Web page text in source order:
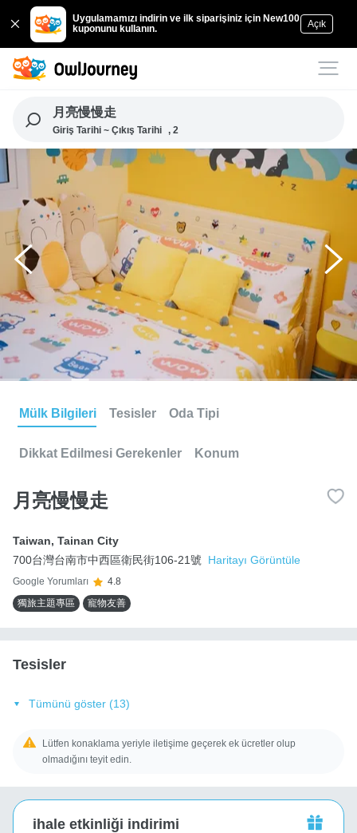
Uygulamamızı indirin ve ilk siparişiniz için New100
kuponunu kullanın.
Açık
月亮慢慢走
Giriş Tarihi ~ Çıkış Tarihi , 2
Mülk Bilgileri Tesisler Oda Tipi
Dikkat Edilmesi Gerekenler Konum
月亮慢慢走
Taiwan, Tainan City
700台灣台南市中西區衛民街106-21號
Haritayı Görüntüle
Google Yorumları
4.8
獨旅主題專區
寵物友善
Tesisler
Tümünü göster (13)
Lütfen konaklama yeriyle iletişime geçerek ek ücretler olup
olmadığını teyit edin.
ihale etkinliği indirimi